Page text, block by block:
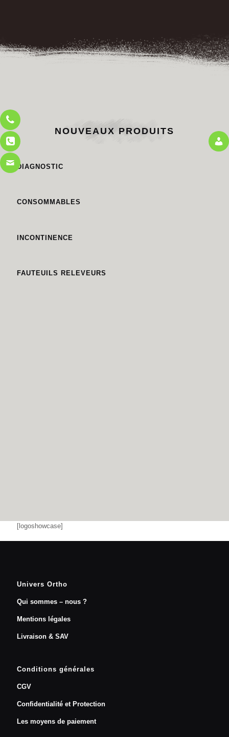
NOUVEAUX PRODUITS
DIAGNOSTIC
CONSOMMABLES
INCONTINENCE
FAUTEUILS RELEVEURS
[logoshowcase]
Univers Ortho
Qui sommes – nous ?
Mentions légales
Livraison & SAV
Conditions générales
CGV
Confidentialité et Protection
Les moyens de paiement